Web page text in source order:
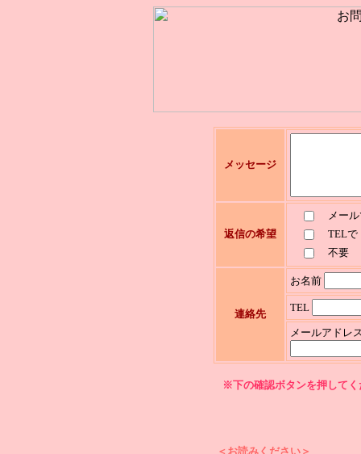
メッセージ
返信の希望
メー
TELで
不要
連絡先
お名前
TEL
メールアドレ
※下の確認ボタンを押して
＜お読みください＞